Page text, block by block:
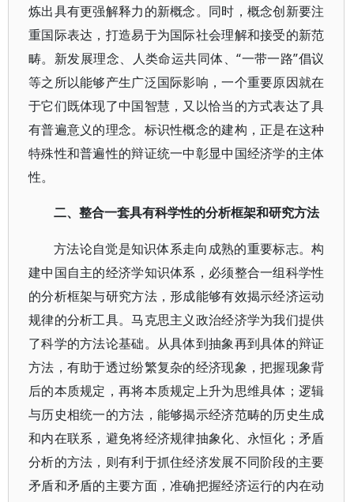
炼出具有更强解释力的新概念。同时，概念创新要注
重国际表达，打造易于为国际社会理解和接受的新范
畴。新发展理念、人类命运共同体、“一带一路”倡议
等之所以能够产生广泛国际影响，一个重要原因就在
于它们既体现了中国智慧，又以恰当的方式表达了具
有普遍意义的理念。标识性概念的建构，正是在这种
特殊性和普遍性的辩证统一中彰显中国经济学的主体
性。
二、整合一套具有科学性的分析框架和研究方法
方法论自觉是知识体系走向成熟的重要标志。构
建中国自主的经济学知识体系，必须整合一组科学性
的分析框架与研究方法，形成能够有效揭示经济运动
规律的分析工具。马克思主义政治经济学为我们提供
了科学的方法论基础。从具体到抽象再到具体的辩证
方法，有助于透过纷繁复杂的经济现象，把握现象背
后的本质规定，再将本质规定上升为思维具体；逻辑
与历史相统一的方法，能够揭示经济范畴的历史生成
和内在联系，避免将经济规律抽象化、永恒化；矛盾
分析的方法，则有利于抓住经济发展不同阶段的主要
矛盾和矛盾的主要方面，准确把握经济运行的内在动